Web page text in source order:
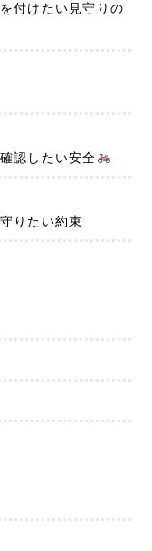
付けたい見守りの
認したい安全
りたい約束